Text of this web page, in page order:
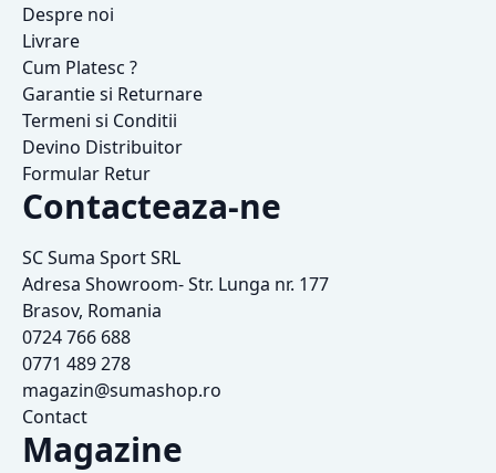
Despre noi
Livrare
Cum Platesc ?
Garantie si Returnare
Termeni si Conditii
Devino Distribuitor
Formular Retur
Contacteaza-ne
SC Suma Sport SRL
Adresa Showroom- Str. Lunga nr. 177
Brasov, Romania
0724 766 688
0771 489 278
magazin@sumashop.ro
Contact
Magazine